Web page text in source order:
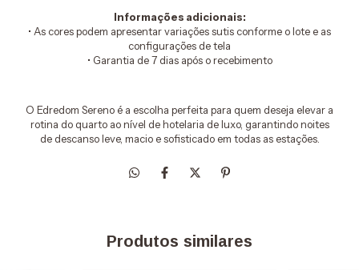
Informações adicionais:
• As cores podem apresentar variações sutis conforme o lote e as
configurações de tela
• Garantia de 7 dias após o recebimento
O Edredom Sereno é a escolha perfeita para quem deseja elevar a
rotina do quarto ao nível de hotelaria de luxo, garantindo noites
de descanso leve, macio e sofisticado em todas as estações.
Produtos similares